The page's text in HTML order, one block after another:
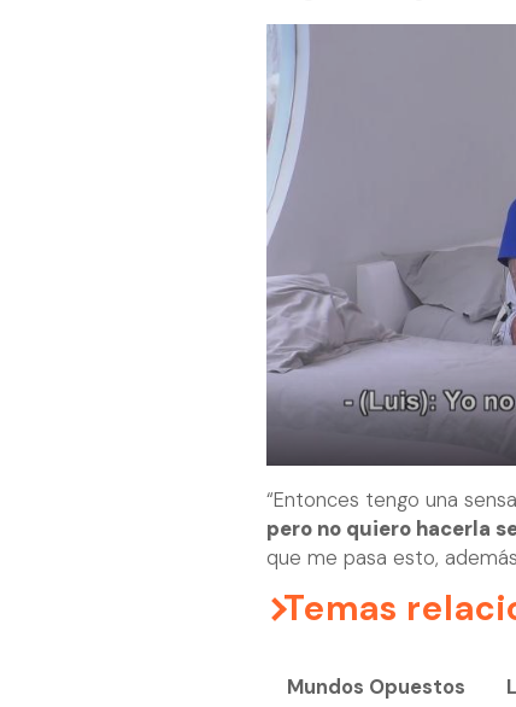
“Entonces tengo una
pero no quiero hacerla
que me pasa esto,
Temas
Mundos Opuestos